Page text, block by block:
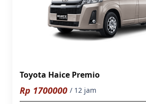
Toyota Haice Premio
Rp 1700000 / 12 jam